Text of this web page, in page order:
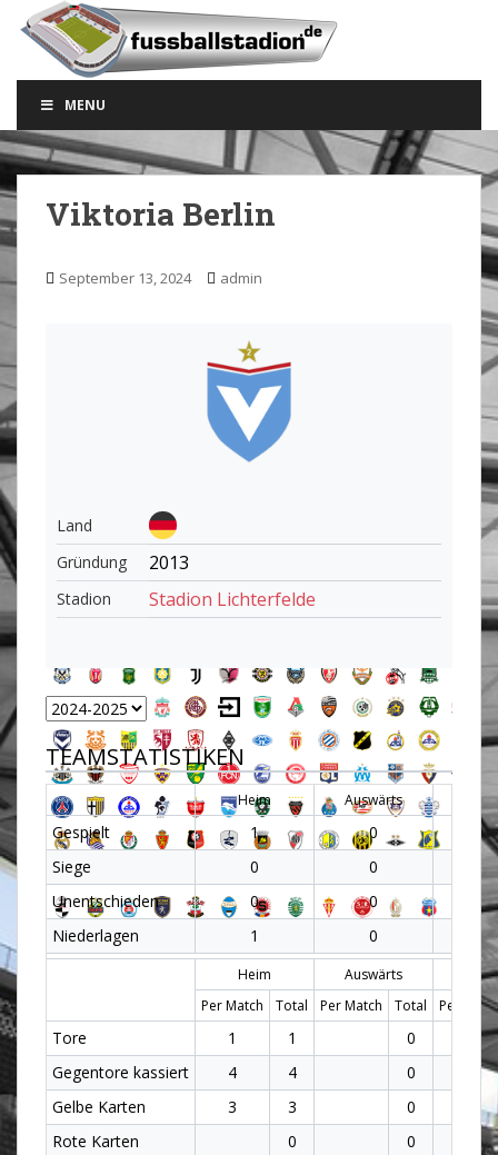
o
m
a
i
n
n
e
n
t
MENU
Viktoria Berlin
September 13, 2024 admin
Land
Gründung
2013
Stadion Stadion Lichterfelde
TEAMSTATISTIKEN
Heim Auswärts
Gespielt 1 0
1
Siege
0 0
0
Unentschieden
0 0
0
Niederlagen
1 0 1
Heim Auswärts
Per Match
Total Per Match Total Per
Tore 1 1 0
Gegentore kassiert
4 4 0
Gelbe Karten
3 3 0
Rote Karten
0
0